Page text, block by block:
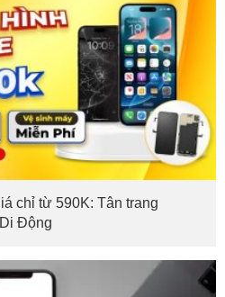
chỉ từ 590K: Tân trang
Động